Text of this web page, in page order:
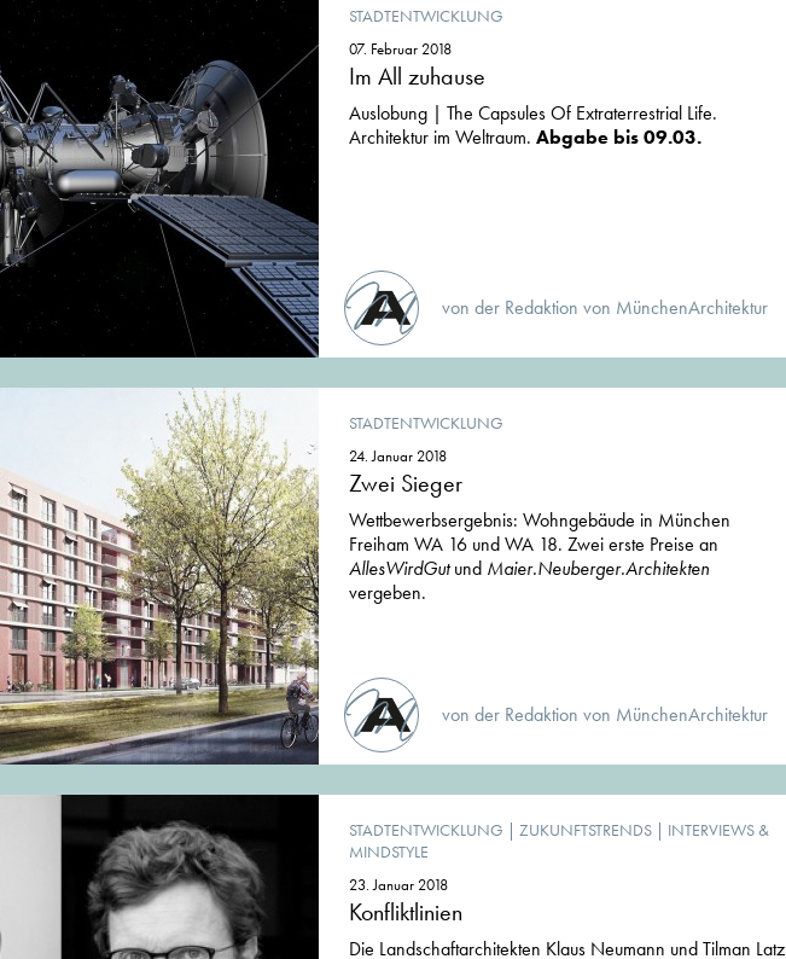
STADTENTWICKLUNG
07. Februar 2018
Im All zuhause
Auslobung | The Capsules Of Extraterrestrial Life.
Architektur im Weltraum. Abgabe bis 09.03.
von der Redaktion von MünchenArchitektur
STADTENTWICKLUNG
24. Januar 2018
Zwei Sieger
Wettbewerbsergebnis: Wohngebäude in München
Freiham WA 16 und WA 18. Zwei erste Preise an
AllesWirdGutund Maier.Neuberger.Architekten
vergeben.
von der Redaktion von MünchenArchitektur
STADTENTWICKLUNG | ZUKUNFTSTRENDS | INTERVIEWS &
MINDSTYLE
23. Januar 2018
Konfliktlinien
Die Landschaftarchitekten Klaus Neumann und Tilman Latz